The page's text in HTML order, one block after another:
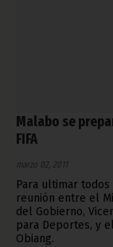
Malabo se
FIFA
marzo 02, 2011
Para ultimar
reunión entre el
del Gobierno,
para Deportes, y
Obiang.